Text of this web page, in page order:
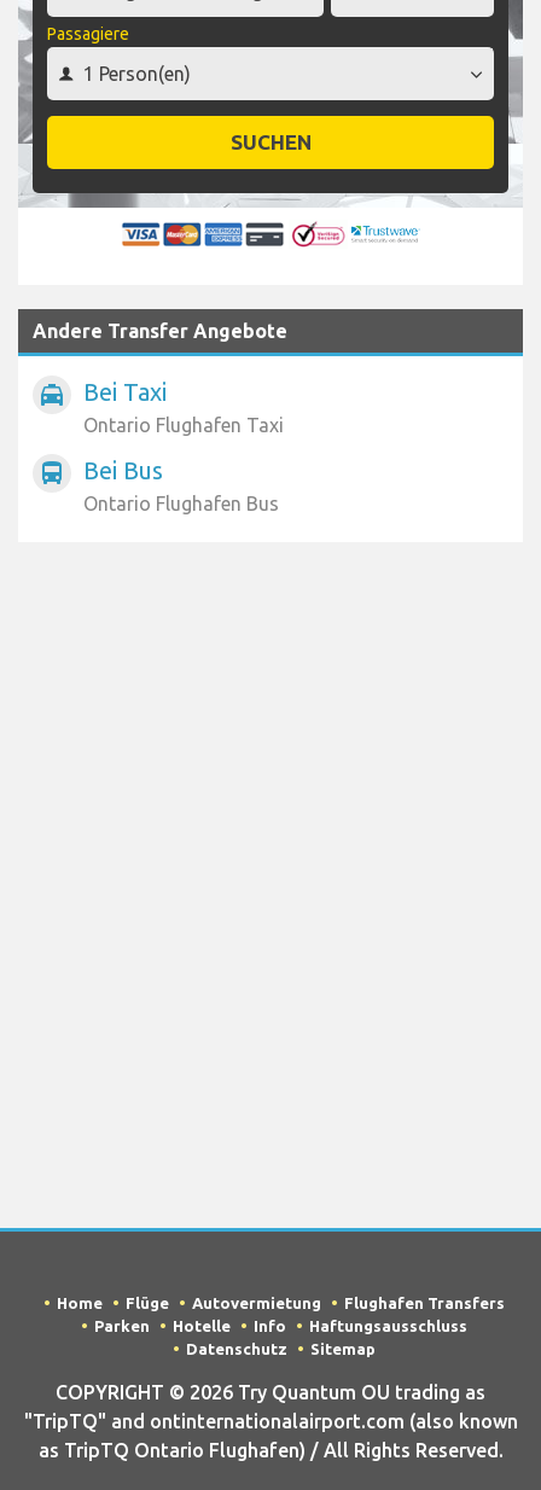
Passagiere
SUCHEN
Andere Transfer Angebote
local_taxi Bei Taxi
Ontario Flughafen Taxi
directions_bus Bei Bus
Ontario Flughafen Bus
Home Flüge Autovermietung
Flughafen Transfers
Parken
Hotelle Info
Haftungsausschluss
Datenschutz
Sitemap
COPYRIGHT © 2026 Try Quantum OU trading as
"TripTQ" and ontinternationalairport.com (also known
as TripTQ Ontario Flughafen) / All Rights Reserved.